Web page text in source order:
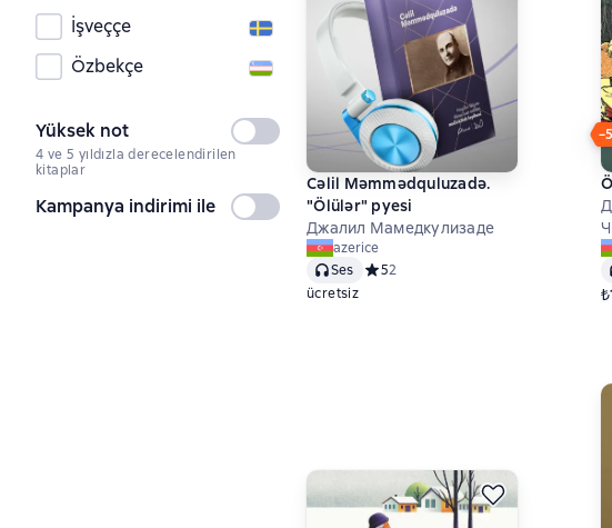
İşveççe
Özbekçe
Yüksek not Seçilmedi
4 ve 5 yıldızla derecelendirilen
kitaplar
Kampanya indirimi ile Seçilmedi
Cəlil Məmmədquluzadə.
"Ölülər" pyesi
Джалил Мамедкулизаде
azerice
Ses
Средний рейтинг 5 на основе 2
52
ücretsiz